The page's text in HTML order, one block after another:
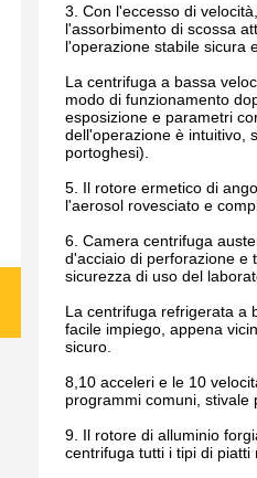
3. Con l'eccesso di
l'assorbimento di scossa
l'operazione stabile sicura
La centrifuga a bassa
modo di funzionamento
esposizione e parametri
dell'operazione è intuitivo,
portoghesi).
5. Il rotore ermetico di
l'aerosol rovesciato e
6. Camera centrifuga
d'acciaio di perforazione e
sicurezza di uso del
La centrifuga refrigerata a
facile impiego, appena
sicuro.
8,10 acceleri e le 10
programmi comuni, stivale
9. Il rotore di alluminio
centrifuga tutti i tipi di